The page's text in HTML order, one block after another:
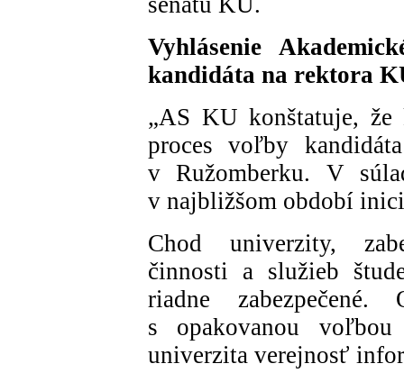
Vyhlásenie
kandidáta na rektora
„AS KU konštatuje,
proces voľby
v Ružomberku. V
v najbližšom období
Chod univerzity,
činnosti a služieb
riadne
s opakovanou
univerzita verejnosť